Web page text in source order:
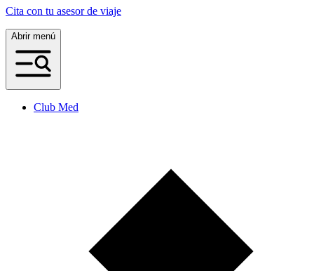
Cita con tu asesor de viaje
Abrir menú
Club Med